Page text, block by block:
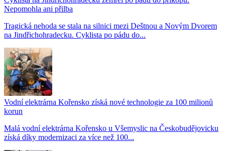
Nepomohla ani přilba
Tragická nehoda se stala na silnici mezi Deštnou a Novým Dvorem
na Jindřichohradecku. Cyklista po pádu do...
Vodní elektrárna Kořensko získá nové technologie za 100 milionů
korun
Malá vodní elektrárna Kořensko u Všemyslic na Českobudějovicku
získá díky modernizaci za více než 100...